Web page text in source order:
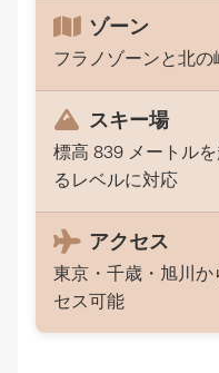
ゾーン
フラノゾーンと北の
スキー場
標高 839 メートル
るレベルに対応
アクセス
東京・千歳・旭川
セス可能